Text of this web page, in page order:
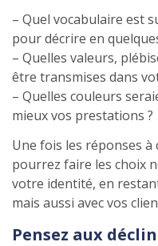
– Quel vocabulaire est
pour décrire en
– Quelles valeurs,
être transmises dans
– Quelles couleurs
mieux vos prestations ?
Une fois les réponses
pourrez faire les choix
votre identité, en
mais aussi avec vos
Pensez aux